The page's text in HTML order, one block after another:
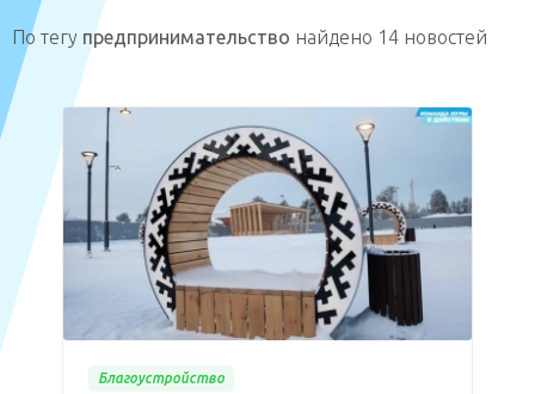
По тегу предпринимательство найдено 14 новостей
Благоустройство